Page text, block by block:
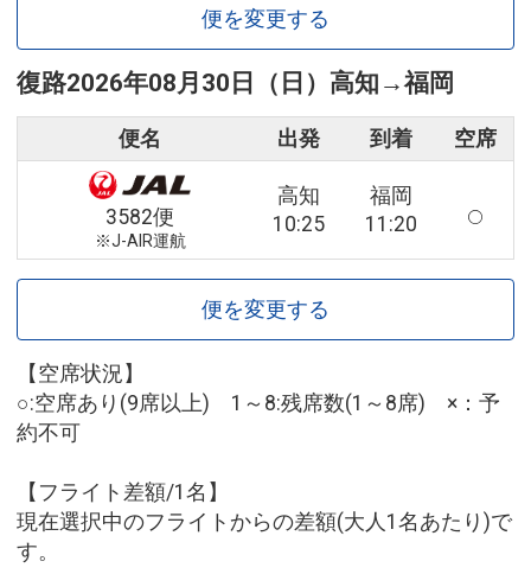
便を変更する
復路2026年08月30日（日） 高知 →福岡
便名 出発 到着 空席
3582便
※J-AIR運航
高知
10:25
福岡
11:20
便を変更する
【空席状況】
○:空席あり(9席以上) 1～8:残席数(1～8席) ×：予
約不可
【フライト差額/1名】
現在選択中のフライトからの差額(大人1名あたり)で
す。